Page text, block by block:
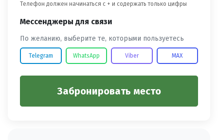
Телефон должен начинаться с + и содержать только цифры
Мессенджеры для связи
По желанию, выберите те, которыми пользуетесь
Telegram WhatsApp Viber MAX
Забронировать место